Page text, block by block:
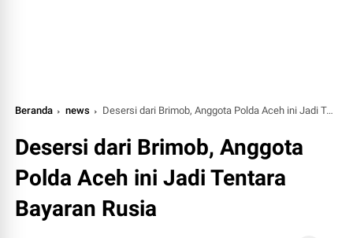
Beranda news Desersi dari Brimob, Anggota Polda Aceh ini Jadi Tentara Bayaran Rusia
Desersi dari Brimob, Anggota
Polda Aceh ini Jadi Tentara
Bayaran Rusia